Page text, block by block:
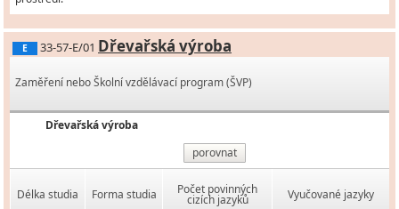
E 33-57-E/01 Dřevařská výroba
Zaměření nebo Školní vzdělávací program (ŠVP)
Dřevařská výroba
porovnat
Délka studia Forma studia Počet povinných
cizích jazyků Vyučované jazyky